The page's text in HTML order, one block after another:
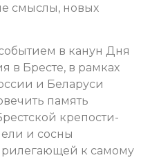
смыслы, новых
в канун Дня
в Бресте, в рамках
и Беларуси
память
крепости-
и сосны
к самому